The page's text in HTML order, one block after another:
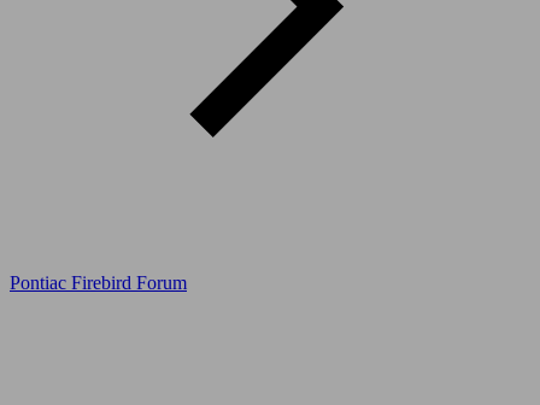
Pontiac Firebird Forum